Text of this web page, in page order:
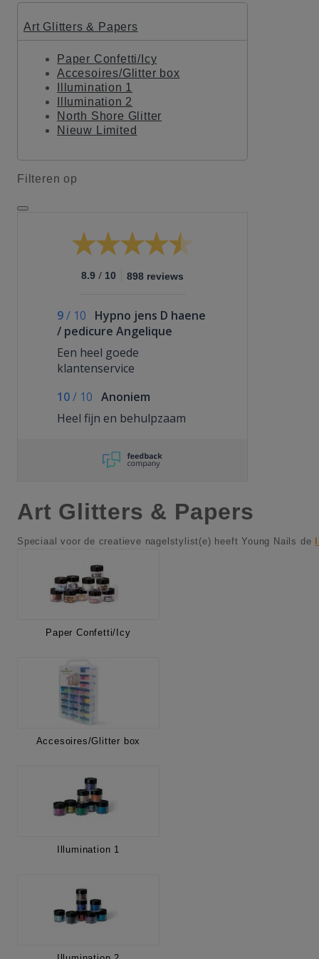
Art Glitters & Papers
Paper Confetti/Icy
Accesoires/Glitter box
Illumination 1
Illumination 2
North Shore Glitter
Nieuw Limited
Filteren op
8.9 / 10 898 reviews
9/ 10
Hypno jens D haene
/ pedicure Angelique
Een heel goede
klantenservice
10/ 10 Anoniem
Heel fijn en behulpzaam
Art Glitters & Papers
Speciaal voor de creatieve nagelstylist(e) heeft Young Nails de
Paper Confetti/Icy
Accesoires/Glitter box
Illumination 1